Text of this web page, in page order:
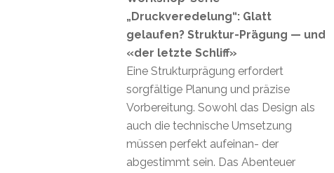
„Druckveredelung“: Glatt
gelaufen? Struktur-Prägung — und
«der letzte Schliff»
Eine Strukturprägung erfordert
sorgfältige Planung und präzise
Vorbereitung. Sowohl das Design als
auch die technische Umsetzung
müssen perfekt aufeinan- der
abgestimmt sein. Das Abenteuer